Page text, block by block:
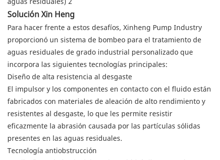
Solución Xin Heng
Para hacer frente a estos desafíos, Xinheng Pump Industry
proporcionó un sistema de bombeo para el tratamiento de
aguas residuales de grado industrial personalizado que
incorpora las siguientes tecnologías principales:
Diseño de alta resistencia al desgaste
El impulsor y los componentes en contacto con el fluido están
fabricados con materiales de aleación de alto rendimiento y
resistentes al desgaste, lo que les permite resistir
eficazmente la abrasión causada por las partículas sólidas
presentes en las aguas residuales.
Tecnología antiobstrucción